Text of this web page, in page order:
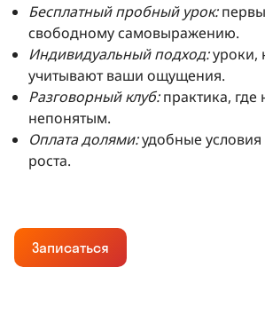
Бесплатный пробный урок:
свободному самовыражению.
Индивидуальный подход:уроки,
учитывают ваши ощущения.
Разговорный клуб:практика, где
непонятым.
Оплата долями:удобные
роста.
Записаться